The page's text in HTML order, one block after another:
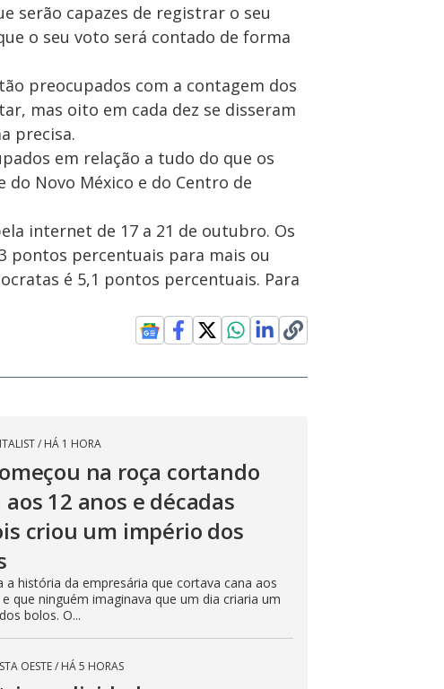
serão capazes de registrar o seu
o seu voto será contado de forma
preocupados com a contagem dos
mas oito em cada dez se disseram
precisa.
em relação a tudo do que os
do Novo México e do Centro de
internet de 17 a 21 de outubro. Os
pontos percentuais para mais ou
é 5,1 pontos percentuais. Para
/ HÁ 1 HORA
na roça cortando
aos 12 anos e décadas
criou um império dos
a história da empresária que cortava cana aos
que ninguém imaginava que um dia criaria um
bolos. O...
OESTE/ HÁ 5 HORAS